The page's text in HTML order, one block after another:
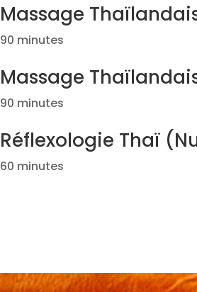
Massage
90 minutes
Massage
90 minutes
Réflexologie Thaï
60 minutes